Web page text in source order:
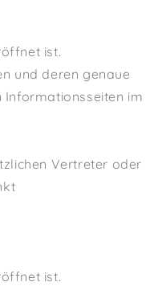
ist.
und deren genaue
Informationsseiten im
Vertreter oder
ist.